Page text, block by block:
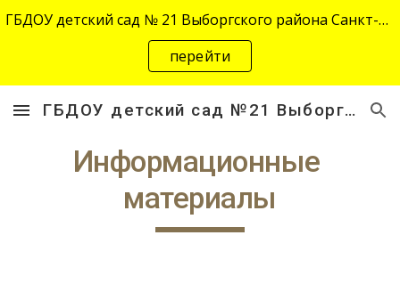
Skip to main content Skip to navigation
ГБДОУ детский сад № 21 Выборгского района Санкт-Петербурга переехал на новый адрес "site-2645.siteedu.ru".
перейти
ГБДОУ детский сад №21 Выборгского района Санкт-Петербурга
Информационные
материалы